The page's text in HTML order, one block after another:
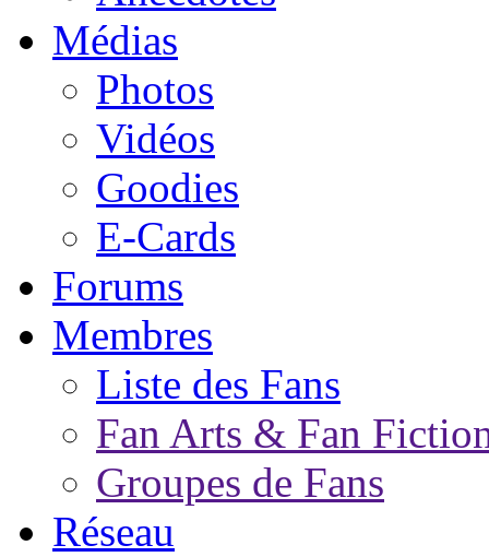
Médias
Photos
Vidéos
Goodies
E-Cards
Forums
Membres
Liste des Fans
Fan Arts & Fan
Groupes de Fans
Réseau